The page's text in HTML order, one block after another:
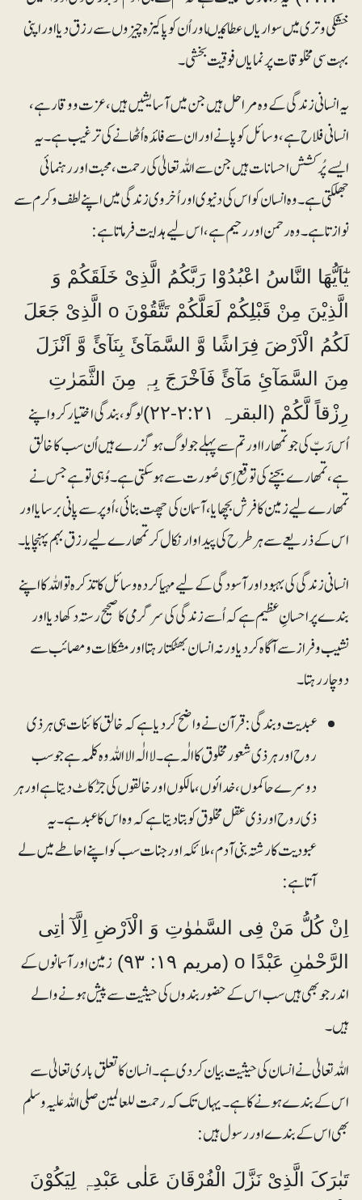
خشکی و تری میں سواریاں عطا کیںاور اُن کو پاکیزہ چیزوں سے رزق دیا اور اپنی
بہت سی مخلوقات پر نمایاں فوقیت بخشی۔
یہ انسانی زندگی کے وہ مراحل ہیں جن میں آسایشیں ہیں، عزت و وقار ہے،
انسانی فلاح ہے،وسائل کو پانے اور ان سے فائدہ اُٹھانے کی ترغیب ہے۔ یہ
ایسے پُرکشش احسانات ہیں جن سے اللہ تعالیٰ کی رحمت، محبت اور رہنمائی
جھلکتی ہے۔ وہ انسان کو اس کی دنیوی اور اُخروی زندگی میں اپنے لطف و کرم سے
نوازتا ہے۔ وہ رحمن اور رحیم ہے، اس لیے ہدایت فرماتا ہے:
یٰٓاَیُّھَا النَّاسُ اعْبُدُوْا رَبَّکُمُ الَّذِیْ خَلَقَکُمْ وَ
الَّذِیْنَ مِنْ قَبْلِکُمْ لَعَلَّکُمْ تَتَّقُوْنَ o الَّذِیْ جَعَلَ
لَکُمُ الْاَرْضَ فِرَاشًا وَّ السَّمَآئَ بِنَآئً وَّ اَنْزَلَ
مِنَ السَّمَآئِ مَآئً فَاَخْرَجَ بِہٖ مِنَ الثَّمَرٰتِ
رِزْقاً لَّکُمْ (البقرہ ۲:۲۱-۲۲)
لوگو، بندگی اختیار کرو اپنے
اُس رَبّ کی جو تمھارا اور تم سے پہلے جو لوگ ہو گزرے ہیں اُن سب کا خالق
ہے ، تمھارے بچنے کی توقع اِسی صُورت سے ہو سکتی ہے۔ وُہی تو ہے جس نے
تمھارے لیے زمین کا فرش بچھایا، آسمان کی چھت بنائی، اُو پر سے پانی برسایا اور
اس کے ذریعے سے ہر طرح کی پیداوار نکال کر تمھارے لیے رزق بہم پہنچایا۔
انسانی زندگی کی بہبود اور آسودگی کے لیے مہیا کردہ وسائل کا تذکرہ تو اللہ کا اپنے
بندے پر احسانِ عظیم ہے کہ اُسے زندگی کی سرگرمی کا صحیح رستہ دکھا دیا اور
نشیب و فراز سے آگاہ کر دیا ورنہ انسان بھٹکتا رہتا اور مشکلات و مصائب سے
دوچار رہتا۔
عبدیت و بندگی:قرآن نے واضح کر دیا ہے کہ خالق کائنات ہی ہر ذی
روح اور ہر ذی شعور مخلوق کا الٰہ ہے۔ لا الٰہ الا اللہ وہ کلمہ ہے جو سب
دوسرے حاکموں، خدائوں، مالکوں اور خالقوں کی جڑ کاٹ دیتا ہے اور ہر
ذی روح اور ذی عقل مخلوق کو بتا دیتا ہے کہ وہ اس کا عبد ہے۔ یہ
عبودیت کا رشتہ بنی آدم، ملائکہ اور جنات سب کو اپنے احاطے میں لے
آتا ہے:
اِنْ کُلُّ مَنْ فِی السَّمٰوٰتِ وَ الْاَرْضِ اِلَّآ اٰتِی
الرَّحْمٰنِ عَبْدًا o (مریم ۱۹: ۹۳)
زمین اور آسمانوں کے
اندر جو بھی ہیں سب اس کے حضور بندوں کی حیثیت سے پیش ہونے والے
ہیں۔
اللہ تعالیٰ نے انسان کی حیثیت بیان کردی ہے۔ انسان کا تعلق باری تعالیٰ سے
اس کے بندے ہونے کا ہے۔ یہاں تک کہ رحمت للعالمین صلی اللہ علیہ وسلم
بھی اس کے بندے اور رسول ہیں:
تَبٰرَکَ الَّذِیْ نَزَّلَ الْفُرْقَانَ عَلٰی عَبْدِہٖ لِیَکُوْنَ